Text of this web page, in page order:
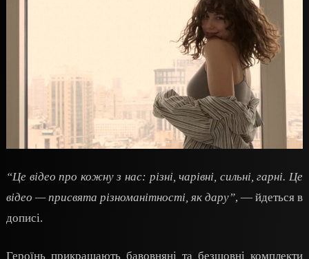
“Це відео про кожну з нас: різні, чарівні, сильні, гарні. Це
відео — присвята різноманітності, як дару”, — йдеться в
дописі.
Героїнь прикрашають бавовняні та безшовні комплекти